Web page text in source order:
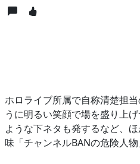
ホロライブ所属で自称清楚担
うに明るい笑顔で場を盛り上
ような下ネタも発するなど、
味「チャンネルBANの危険人